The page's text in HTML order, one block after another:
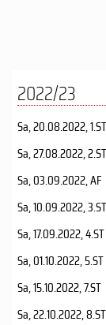
2022/23
Sa, 20.08.2022, 1.ST
Sa, 27.08.2022, 2.ST
Sa, 03.09.2022, AF
Sa, 10.09.2022, 3.ST
Sa, 17.09.2022, 4.ST
Sa, 01.10.2022, 5.ST
Sa, 15.10.2022, 7.ST
Sa, 22.10.2022, 8.ST